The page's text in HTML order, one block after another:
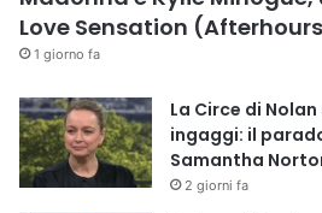
Love Sensation
1 giorno fa
La Circe di Nolan
ingaggi: il
Samantha
2 giorni fa